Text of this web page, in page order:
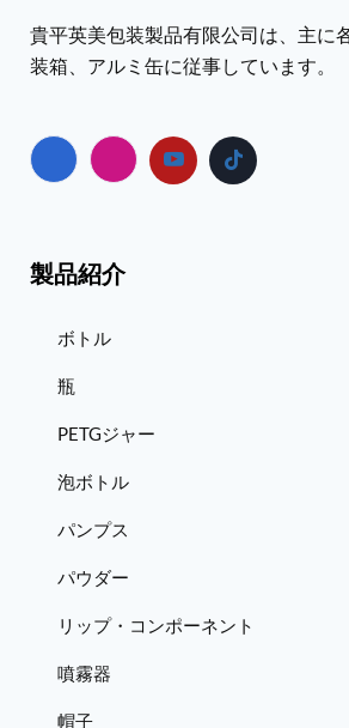
貴平英美包装製品有限公司は、主に
装箱、アルミ缶に従事しています。
製品紹介
ボトル
瓶
PETGジャー
泡ボトル
パンプス
パウダー
リップ・コンポーネント
噴霧器
帽子